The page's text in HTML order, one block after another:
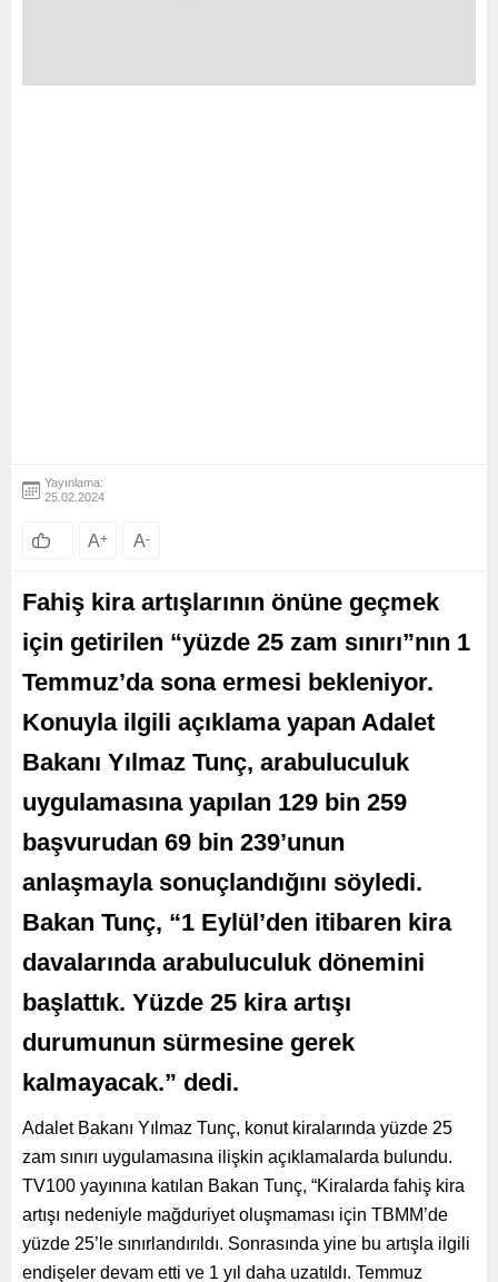
Yayınlama:
25.02.2024
A+ A-
Fahiş kira artışlarının önüne geçmek
için getirilen “yüzde 25 zam sınırı”nın 1
Temmuz’da sona ermesi bekleniyor.
Konuyla ilgili açıklama yapan Adalet
Bakanı Yılmaz Tunç, arabuluculuk
uygulamasına yapılan 129 bin 259
başvurudan 69 bin 239’unun
anlaşmayla sonuçlandığını söyledi.
Bakan Tunç, “1 Eylül’den itibaren kira
davalarında arabuluculuk dönemini
başlattık. Yüzde 25 kira artışı
durumunun sürmesine gerek
kalmayacak.” dedi.
Adalet Bakanı Yılmaz Tunç, konut kiralarında yüzde 25
zam sınırı uygulamasına ilişkin açıklamalarda bulundu.
TV100 yayınına katılan Bakan Tunç, “Kiralarda fahiş kira
artışı nedeniyle mağduriyet oluşmaması için TBMM’de
yüzde 25’le sınırlandırıldı. Sonrasında yine bu artışla ilgili
endişeler devam etti ve 1 yıl daha uzatıldı. Temmuz